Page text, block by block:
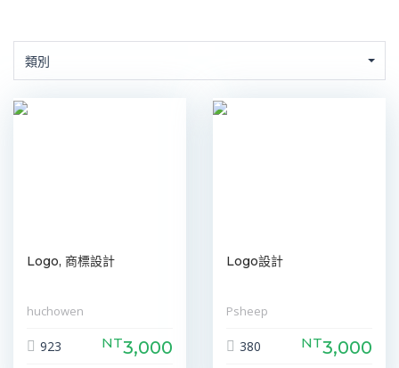
類別
Logo, 商標設計
huchowen
923 NT3,000
Logo設計
Psheep
380 NT3,000